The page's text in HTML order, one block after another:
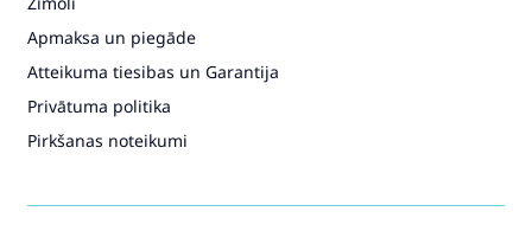
Apmaksa un piegāde
Atteikuma tiesibas un Garantija
Privātuma politika
Pirkšanas noteikumi